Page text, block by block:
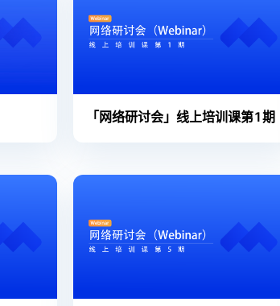
「网络研讨会」线上培训课第1期